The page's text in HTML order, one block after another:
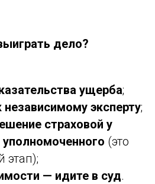
дело?
ущерба;
независимому эксперту;
страховой у
(это
этап);
— идите в суд.